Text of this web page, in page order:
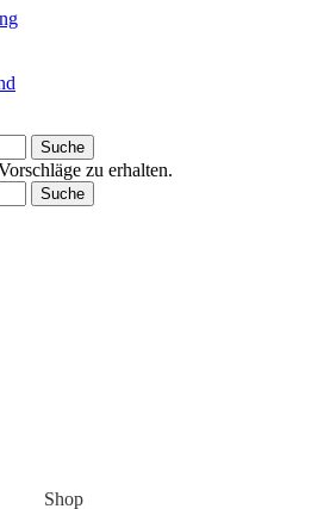
Suche
zu erhalten.
Suche
Shop